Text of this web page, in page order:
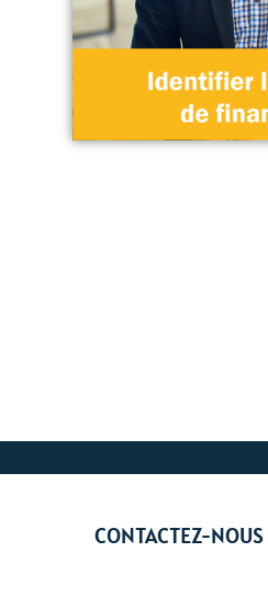
CONTACTEZ-NOUS